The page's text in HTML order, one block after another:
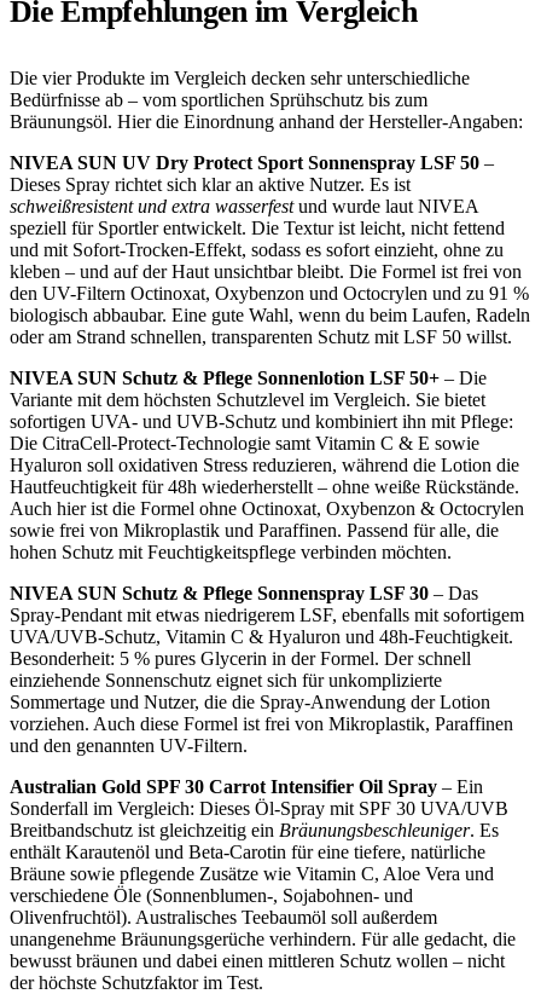
Die Empfehlungen im Vergleich
Die vier Produkte im Vergleich decken sehr unterschiedliche
Bedürfnisse ab – vom sportlichen Sprühschutz bis zum
Bräunungsöl. Hier die Einordnung anhand der Hersteller-Angaben:
NIVEA SUN UV Dry Protect Sport Sonnenspray LSF 50 –
Dieses Spray richtet sich klar an aktive Nutzer. Es ist
schweißresistent und extra wasserfestund wurde laut NIVEA
speziell für Sportler entwickelt. Die Textur ist leicht, nicht fettend
und mit Sofort-Trocken-Effekt, sodass es sofort einzieht, ohne zu
kleben – und auf der Haut unsichtbar bleibt. Die Formel ist frei von
den UV-Filtern Octinoxat, Oxybenzon und Octocrylen und zu 91 %
biologisch abbaubar. Eine gute Wahl, wenn du beim Laufen, Radeln
oder am Strand schnellen, transparenten Schutz mit LSF 50 willst.
NIVEA SUN Schutz & Pflege Sonnenlotion LSF 50+ – Die
Variante mit dem höchsten Schutzlevel im Vergleich. Sie bietet
sofortigen UVA- und UVB-Schutz und kombiniert ihn mit Pflege:
Die CitraCell-Protect-Technologie samt Vitamin C & E sowie
Hyaluron soll oxidativen Stress reduzieren, während die Lotion die
Hautfeuchtigkeit für 48h wiederherstellt – ohne weiße Rückstände.
Auch hier ist die Formel ohne Octinoxat, Oxybenzon & Octocrylen
sowie frei von Mikroplastik und Paraffinen. Passend für alle, die
hohen Schutz mit Feuchtigkeitspflege verbinden möchten.
NIVEA SUN Schutz & Pflege Sonnenspray LSF 30 – Das
Spray-Pendant mit etwas niedrigerem LSF, ebenfalls mit sofortigem
UVA/UVB-Schutz, Vitamin C & Hyaluron und 48h-Feuchtigkeit.
Besonderheit: 5 % pures Glycerin in der Formel. Der schnell
einziehende Sonnenschutz eignet sich für unkomplizierte
Sommertage und Nutzer, die die Spray-Anwendung der Lotion
vorziehen. Auch diese Formel ist frei von Mikroplastik, Paraffinen
und den genannten UV-Filtern.
Australian Gold SPF 30 Carrot Intensifier Oil Spray – Ein
Sonderfall im Vergleich: Dieses Öl-Spray mit SPF 30 UVA/UVB
Breitbandschutz ist gleichzeitig ein Bräunungsbeschleuniger. Es
enthält Karautenöl und Beta-Carotin für eine tiefere, natürliche
Bräune sowie pflegende Zusätze wie Vitamin C, Aloe Vera und
verschiedene Öle (Sonnenblumen-, Sojabohnen- und
Olivenfruchtöl). Australisches Teebaumöl soll außerdem
unangenehme Bräunungsgerüche verhindern. Für alle gedacht, die
bewusst bräunen und dabei einen mittleren Schutz wollen – nicht
der höchste Schutzfaktor im Test.